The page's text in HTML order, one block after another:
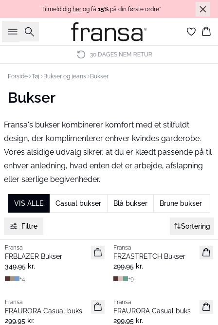
Tilmeld dig her og få 15% på din første ordre*
Søg
30 DAGES NEM RETUR
Forside Tøj Bukser og jeans Bukser
Bukser
Fransa's bukser kombinerer komfort med et stilfuldt
design, der komplimenterer enhver kvindes garderobe.
Vores alsidige udvalg sikrer, at du er klædt passende på til
enhver anledning, hvad enten det er arbejde, afslapning
eller særlige begivenheder.
VIS ALLE Casual bukser Blå bukser Brune bukser
Filtre Sortering
Nyhed
Fransa
FRBLAZER Bukser
349,95 kr.
+4
Nyhed
Fransa
FRZASTRETCH Bukser
299,95 kr.
+9
Nyhed
Fransa
FRAURORA Casual buks
299,95 kr.
Nyhed
Fransa
FRAURORA Casual buks
299,95 kr.